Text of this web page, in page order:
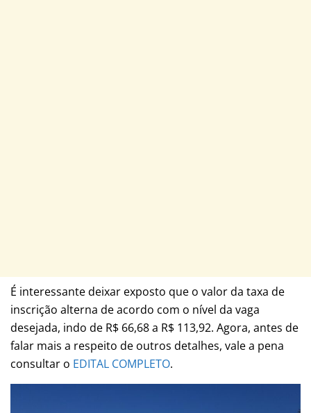
É interessante deixar exposto que o valor da taxa de
inscrição alterna de acordo com o nível da vaga
desejada, indo de R$ 66,68 a R$ 113,92. Agora, antes de
falar mais a respeito de outros detalhes, vale a pena
consultar o EDITAL COMPLETO.